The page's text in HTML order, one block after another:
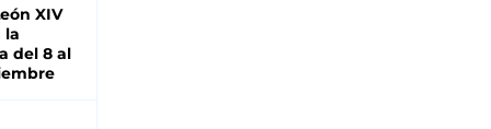
XIV
la
del 8 al